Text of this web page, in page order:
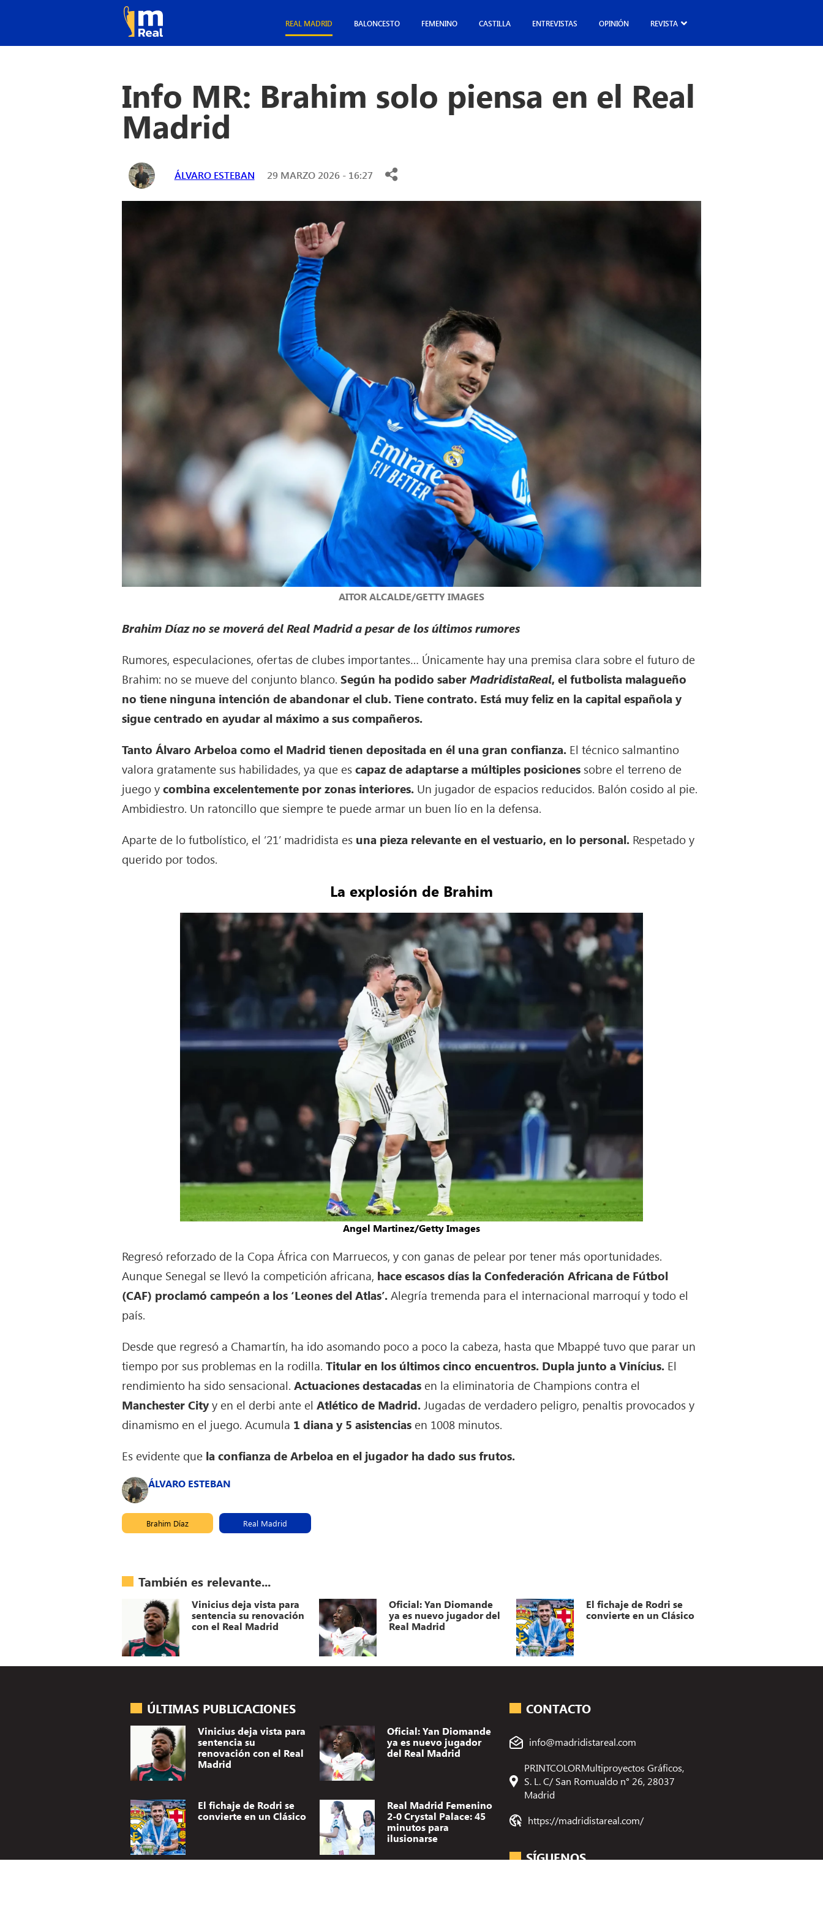
Gestionar el consentimiento de las cookies
dispositivo. Lo hacemos para mejorar la experiencia de navegación y para mostrar anuncios
como el comportamiento de navegación o los ID's únicos en este sitio. No consentir o retirar
el consentimiento, puede afectar negativamente a ciertas características y funciones.
REAL MADRID BALONCESTO FEMENINO CASTILLA ENTREVISTAS OPINIÓN REVISTA
Info MR: Brahim solo piensa en el Real
Madrid
ÁLVARO ESTEBAN 29 MARZO 2026 - 16:27
AITOR ALCALDE/GETTY IMAGES
Brahim Díaz no se moverá del Real Madrid a pesar de los últimos rumores
Rumores, especulaciones, ofertas de clubes importantes… Únicamente hay una premisa clara sobre el futuro de
Brahim: no se mueve del conjunto blanco. Según ha podido saberMadridistaReal, el futbolista malagueño
no tiene ninguna intención de abandonar el club. Tiene contrato. Está muy feliz en la capital española y
sigue centrado en ayudar al máximo a sus compañeros.
Tanto Álvaro Arbeloa como el Madrid tienen depositada en él una gran confianza. El técnico salmantino
valora gratamente sus habilidades, ya que escapaz de adaptarse a múltiples posiciones sobre el terreno de
juego ycombina excelentemente por zonas interiores. Un jugador de espacios reducidos. Balón cosido al pie.
Ambidiestro. Un ratoncillo que siempre te puede armar un buen lío en la defensa.
Aparte de lo futbolístico, el ’21’ madridista es una pieza relevante en el vestuario, en lo personal. Respetado y
querido por todos.
La explosión de Brahim
Angel Martinez/Getty Images
Regresó reforzado de la Copa África con Marruecos, y con ganas de pelear por tener más oportunidades.
Aunque Senegal se llevó la competición africana, hace escasos días la Confederación Africana de Fútbol
(CAF) proclamó campeón a los ‘Leones del Atlas’.Alegría tremenda para el internacional marroquí y todo el
país.
Desde que regresó a Chamartín, ha ido asomando poco a poco la cabeza, hasta que Mbappé tuvo que parar un
tiempo por sus problemas en la rodilla.Titular en los últimos cinco encuentros. Dupla junto a Vinícius. El
rendimiento ha sido sensacional.Actuaciones destacadas en la eliminatoria de Champions contra el
Manchester Cityy en el derbi ante elAtlético de Madrid. Jugadas de verdadero peligro, penaltis provocados y
dinamismo en el juego. Acumula 1 diana y 5 asistencias en 1008 minutos.
Es evidente que la confianza de Arbeloa en el jugador ha dado sus frutos.
ÁLVARO ESTEBAN
Brahim Díaz Real Madrid
También es relevante...
Vinicius deja vista para
sentencia su renovación
con el Real Madrid
Oficial: Yan Diomande
ya es nuevo jugador del
Real Madrid
El fichaje de Rodri se
convierte en un Clásico
ÚLTIMAS PUBLICACIONES
Vinicius deja vista para
sentencia su
renovación con el Real
Madrid
Oficial: Yan Diomande
ya es nuevo jugador
del Real Madrid
El fichaje de Rodri se
convierte en un Clásico
Real Madrid Femenino
2-0 Crystal Palace: 45
minutos para
ilusionarse
CONTACTO
info@madridistareal.com
PRINTCOLORMultiproyectos Gráficos,
S. L. C/ San Romualdo n° 26, 28037
Madrid
https://madridistareal.com/
SÍGUENOS